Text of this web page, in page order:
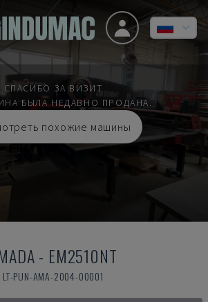
СПАСИБО ЗА ВИЗИТ
БЫЛА НЕДАВНО ПРОДАНА.
похожие машины
- EM2510NT
LT-PUN-AMA-2004-00001